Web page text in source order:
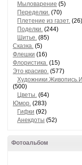
Мыловарение (5)
Переделки. (70)
Плетение из газет. (26)
Поделки. (244)
Шитье. (85)
Сказка. (5)
Флешки (16)
Флористика. (15)
Это красиво. (577)
(500)
Цветы. (64)
Юмор. (283)
Гифки (92)
Анекдоты (52)
Фотоальбом